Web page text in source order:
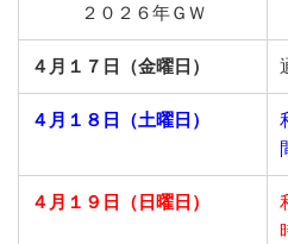
２０２６年ＧＷ
４月１７日（金曜日）
４月１８日（土曜日）
４月１９日（日曜日）